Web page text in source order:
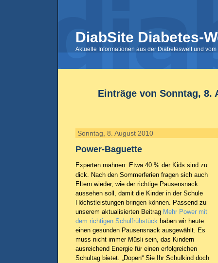
DiabSite Diabetes-
Aktuelle Informationen aus der Diabeteswelt und
Einträge von Sonntag, 8.
Sonntag, 8. August 2010
Power-Baguette
Experten mahnen: Etwa 40 % der Kids sind zu
dick. Nach den Sommerferien fragen sich auch
Eltern wieder, wie der richtige Pausensnack
aussehen soll, damit die Kinder in der Schule
Höchstleistungen bringen können. Passend zu
unserem aktualisierten Beitrag Mehr Power mit
dem richtigen Schulfrühstück haben wir heute
einen gesunden Pausensnack ausgewählt. Es
muss nicht immer Müsli sein, das Kindern
ausreichend Energie für einen erfolgreichen
Schultag bietet. „Dopen“ Sie Ihr Schulkind doch